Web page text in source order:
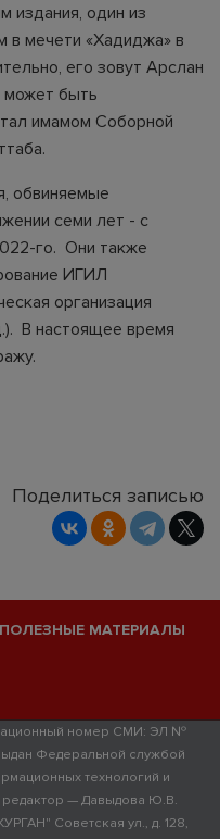
издания, один из
в мечети «Хадиджа» в
его зовут Арслан
быть
имамом Соборной
обвиняемые
семи лет - с
го. Они также
ИГИЛ
организация
В настоящее время
Поделиться записью
ПОЛЕЗНЫЕ МАТЕРИАЛЫ
номер СМИ: ЭЛ №
Федеральной службой
технологий и
редактор — Давыдова Ю.В.
Советская ул., д. 128,